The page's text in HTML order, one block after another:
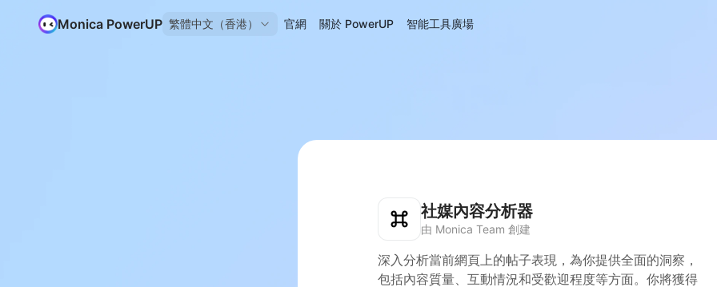
Monica PowerUP 繁體中文（香港） 官網 關於 PowerUP 智能工具廣場
社媒內容分析器
由 Monica Team 創建
深入分析當前網頁上的帖子表現，為你提供全面的洞察，
包括內容質量、互動情況和受歡迎程度等方面。你將獲得